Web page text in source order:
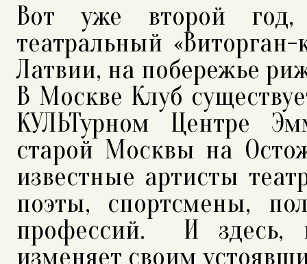
Вот уже второй год,
театральный
Латвии, на побережье
В Москве Клуб
КУЛЬТурном Центре
старой Москвы на
известные артисты
поэты, спортсмены,
профессий. И здесь,
изменяет своим